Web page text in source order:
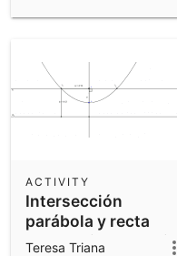
Intersección
parábola y recta
perpendicular al eje
ACTIVITY
Teresa Triana